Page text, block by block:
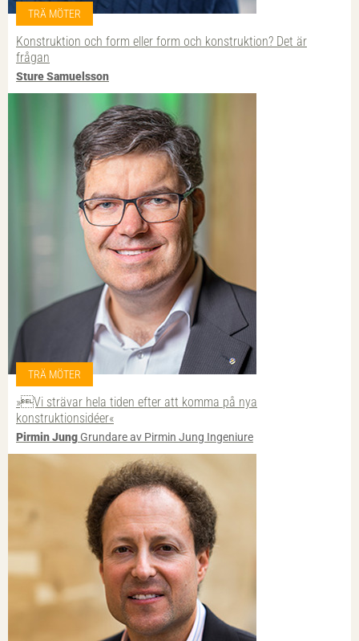
TRÄ MÖTER
Konstruktion och form eller form och konstruktion? Det är
frågan
Sture Samuelsson
TRÄ MÖTER
»Vi strävar hela tiden efter att komma på nya
konstruktionsidéer«
Pirmin JungGrundare av Pirmin Jung Ingeniure